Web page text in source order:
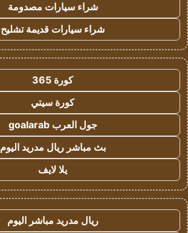
شراء سيارات مصدومة
شراء سيارات قديمة تشليح
كورة 365
كورة سيتي
جول العرب goalarab
بث مباشر ريال مدريد اليوم
يلا لايف
ريال مدريد مباشر اليوم